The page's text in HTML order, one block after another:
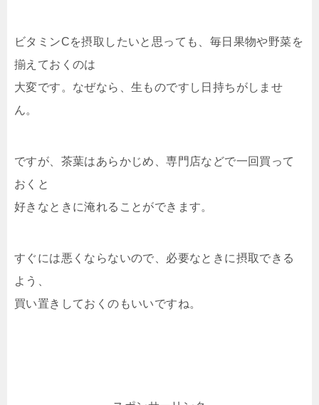
ビタミンCを摂取したいと思っても、毎日果物や野菜を
揃えておくのは
大変です。なぜなら、生ものですし日持ちがしませ
ん。
ですが、茶葉はあらかじめ、専門店などで一回買って
おくと
好きなときに淹れることができます。
すぐには悪くならないので、必要なときに摂取できる
よう、
買い置きしておくのもいいですね。